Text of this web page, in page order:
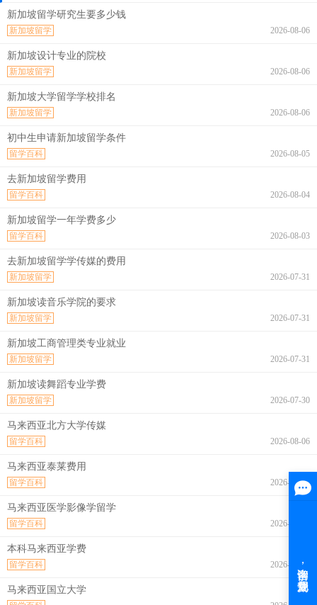
新加坡留学研究生要多少钱
2026-08-06
新加坡留学
新加坡设计专业的院校
2026-08-06
新加坡留学
新加坡大学留学学校排名
2026-08-06
新加坡留学
初中生申请新加坡留学条件
2026-08-05
留学百科
去新加坡留学费用
2026-08-04
留学百科
新加坡留学一年学费多少
2026-08-03
留学百科
去新加坡留学学传媒的费用
2026-07-31
新加坡留学
新加坡读音乐学院的要求
2026-07-31
新加坡留学
新加坡工商管理类专业就业
2026-07-31
新加坡留学
新加坡读舞蹈专业学费
2026-07-30
新加坡留学
马来西亚北方大学传媒
2026-08-06
留学百科
马来西亚泰莱费用
2026-08-06
留学百科
马来西亚医学影像学留学
2026-08-06
留学百科
本科马来西亚学费
2026-08-06
留学百科
马来西亚国立大学